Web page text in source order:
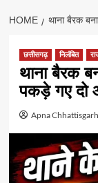
HOME थाना बैरक
छत्तीसगढ़ निलंबित
थाना बैरक
पकड़े गए दो
Apna Chhattisgarh